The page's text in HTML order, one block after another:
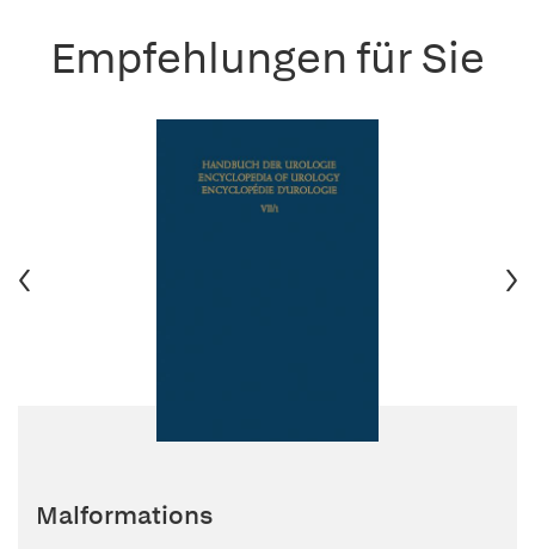
Empfehlungen für Sie
Malformations